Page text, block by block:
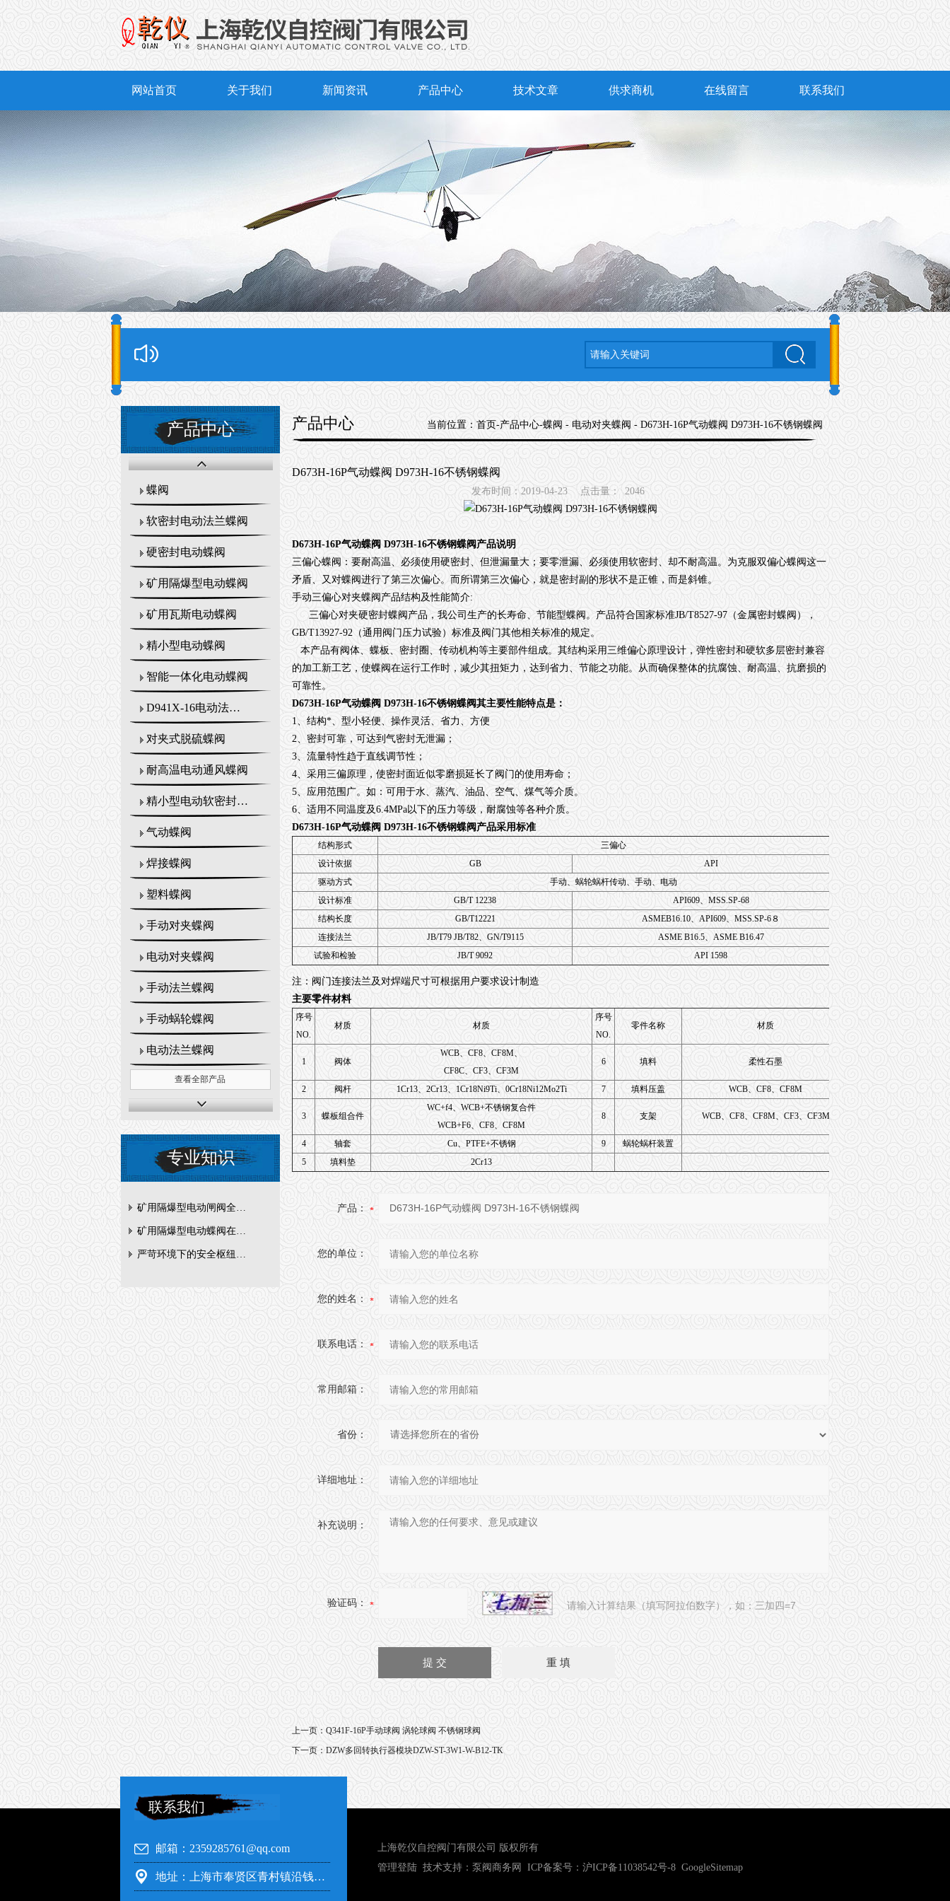
网站首页 关于我们 新闻资讯 产品中心 技术文章 供求商机 在线留言 联系我们
产品中心
蝶阀
软密封电动法兰蝶阀
硬密封电动蝶阀
矿用隔爆型电动蝶阀
矿用瓦斯电动蝶阀
精小型电动蝶阀
智能一体化电动蝶阀
D941X-16电动法兰式蝶阀
对夹式脱硫蝶阀
耐高温电动通风蝶阀
精小型电动软密封蝶阀
气动蝶阀
焊接蝶阀
塑料蝶阀
手动对夹蝶阀
电动对夹蝶阀
手动法兰蝶阀
手动蜗轮蝶阀
电动法兰蝶阀
查看全部产品
专业知识
矿用隔爆型电动闸阀全周期维护与故障排查要点
矿用隔爆型电动蝶阀在瓦斯管道控制中的防爆设计与安全标准解析
严苛环境下的安全枢纽：矿用隔爆型电动闸阀的技术剖析
产品中心 当前位置： 首页-产品中心-蝶阀 - 电动对夹蝶阀 - D673H-16P气动蝶阀 D973H-16不锈钢蝶阀
D673H-16P气动蝶阀 D973H-16不锈钢蝶阀
发布时间：2019-04-23 点击量： 2046
D673H-16P气动蝶阀 D973H-16不锈钢蝶阀 产品说明
三偏心蝶阀：要耐高温、必须使用硬密封、但泄漏量大；要零泄漏、必须使用软密封、却不耐高温。为克服双偏心蝶阀这一
矛盾、又对蝶阀进行了第三次偏心。而所谓第三次偏心，就是密封副的形状不是正锥，而是斜锥。
手动三偏心对夹蝶阀产品结构及性能简介:
三偏心对夹硬密封蝶阀产品，我公司生产的长寿命、节能型蝶阀。产品符合国家标准JB/T8527-97（金属密封蝶阀），
GB/T13927-92（通用阀门压力试验）标准及阀门其他相关标准的规定。
本产品有阀体、蝶板、密封圈、传动机构等主要部件组成。其结构采用三维偏心原理设计，弹性密封和硬软多层密封兼容
的加工新工艺，使蝶阀在运行工作时，减少其扭矩力，达到省力、节能之功能。从而确保整体的抗腐蚀、耐高温、抗磨损的
可靠性。
D673H-16P气动蝶阀 D973H-16不锈钢蝶阀其主要性能特点是：
1、结构*、型小轻便、操作灵活、省力、方便
2、密封可靠，可达到气密封无泄漏；
3、流量特性趋于直线调节性；
4、采用三偏原理，使密封面近似零磨损延长了阀门的使用寿命；
5、应用范围广。如：可用于水、蒸汽、油品、空气、煤气等介质。
6、适用不同温度及6.4MPa以下的压力等级，耐腐蚀等各种介质。
D673H-16P气动蝶阀 D973H-16不锈钢蝶阀 产品采用标准
结构形式
三偏心
设计依据
GB
API
驱动方式
手动、蜗轮蜗杆传动、手动、电动
设计标准
GB/T 12238
API609、MSS.SP-68
结构长度
GB/T12221
ASMEB16.10、API609、MSS.SP-6８
连接法兰
JB/T79 JB/T82、GN/T9115
ASME B16.5、ASME B16.47
试验和检验
JB/T 9092 API 1598
注：阀门连接法兰及对焊端尺寸可根据用户要求设计制造
主要零件材料
序号
NO.
材质 材质
序号
NO.
零件名称 材质
1 阀体
WCB、CF8、CF8M、
CF8C、CF3、CF3M
6 填料 柔性石墨
2 阀杆 1Cr13、2Cr13、1Cr18Ni9Ti、0Cr18Ni12Mo2Ti 7 填料压盖 WCB、CF8、CF8M
3 蝶板组合件
WC+f4、WCB+不锈钢复合件
WCB+F6、CF8、CF8M
8 支架 WCB、CF8、CF8M、CF3、CF3M
4 轴套 Cu、PTFE+不锈钢 9
蜗轮蜗杆装置
5
填料垫 2Cr13
产品：
您的单位：
您的姓名：
联系电话：
常用邮箱：
省份：
详细地址：
补充说明：
验证码： 请输入计算结果（填写阿拉伯数字），如：三加四=7
上一页： Q341F-16P手动球阀 涡轮球阀 不锈钢球阀
下一页： DZW多回转执行器模块DZW-ST-3W1-W-B12-TK
联系我们
邮箱：2359285761@qq.com
地址：上海市奉贤区青村镇沿钱公路351号
上海乾仪自控阀门有限公司 版权所有
管理登陆 技术支持： 泵阀商务网 ICP备案号： 沪ICP备11038542号-8 GoogleSitemap